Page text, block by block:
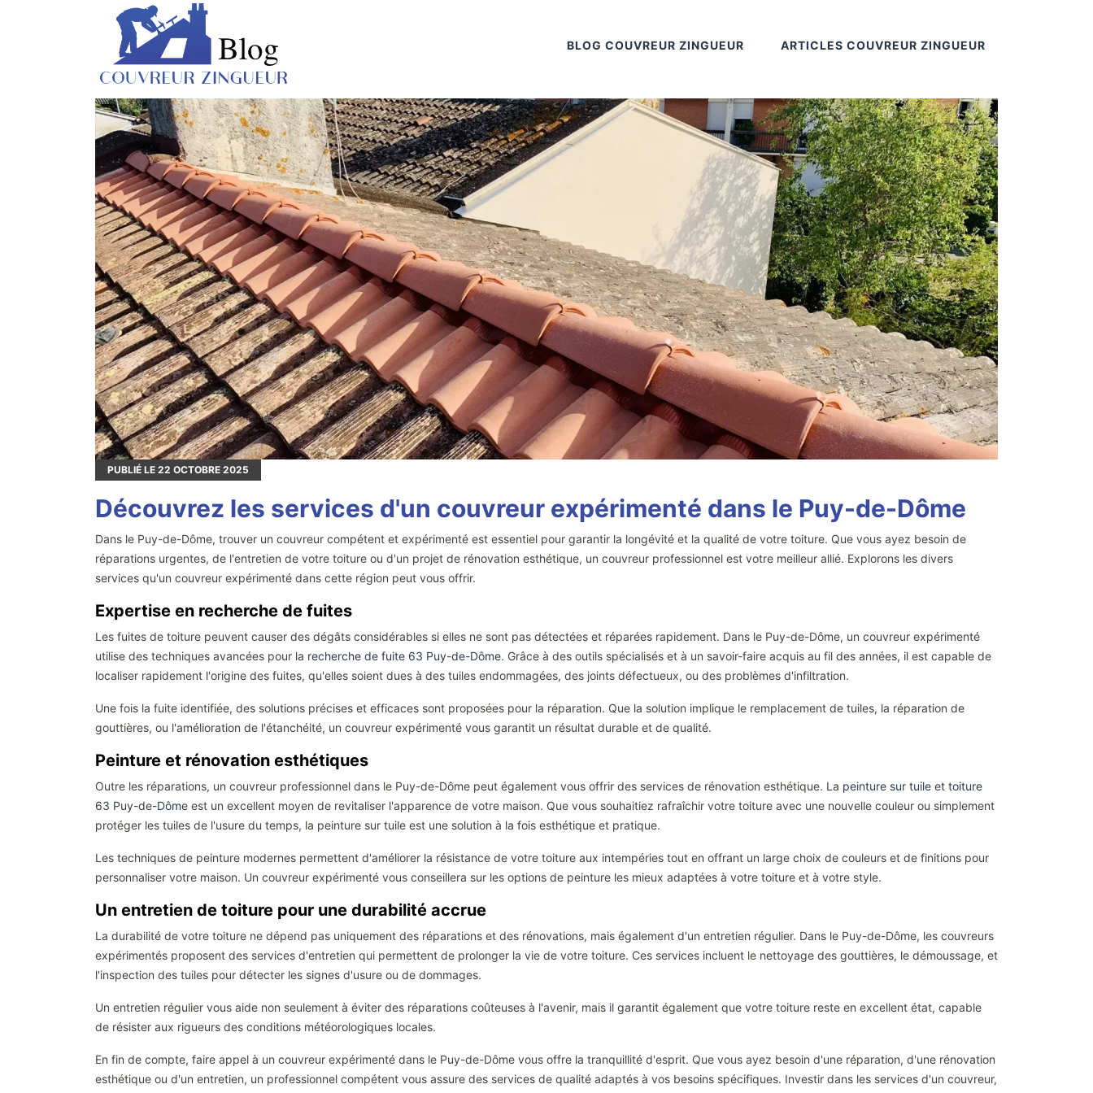
BLOG COUVREUR ZINGUEUR ARTICLES COUVREUR ZINGUEUR
PUBLIÉ LE 22 OCTOBRE 2025
Découvrez les services d'un couvreur expérimenté dans le Puy-de-Dôme
Dans le Puy-de-Dôme, trouver un couvreur compétent et expérimenté est essentiel pour garantir la longévité et la qualité de votre toiture. Que vous ayez besoin de
réparations urgentes, de l'entretien de votre toiture ou d'un projet de rénovation esthétique, un couvreur professionnel est votre meilleur allié. Explorons les divers
services qu'un couvreur expérimenté dans cette région peut vous offrir.
Expertise en recherche de fuites
Les fuites de toiture peuvent causer des dégâts considérables si elles ne sont pas détectées et réparées rapidement. Dans le Puy-de-Dôme, un couvreur expérimenté
utilise des techniques avancées pour la recherche de fuite 63 Puy-de-Dôme. Grâce à des outils spécialisés et à un savoir-faire acquis au fil des années, il est capable de
localiser rapidement l'origine des fuites, qu'elles soient dues à des tuiles endommagées, des joints défectueux, ou des problèmes d'infiltration.
Une fois la fuite identifiée, des solutions précises et efficaces sont proposées pour la réparation. Que la solution implique le remplacement de tuiles, la réparation de
gouttières, ou l'amélioration de l'étanchéité, un couvreur expérimenté vous garantit un résultat durable et de qualité.
Peinture et rénovation esthétiques
Outre les réparations, un couvreur professionnel dans le Puy-de-Dôme peut également vous offrir des services de rénovation esthétique. La peinture sur tuile et toiture
63 Puy-de-Dôme est un excellent moyen de revitaliser l'apparence de votre maison. Que vous souhaitiez rafraîchir votre toiture avec une nouvelle couleur ou simplement
protéger les tuiles de l'usure du temps, la peinture sur tuile est une solution à la fois esthétique et pratique.
Les techniques de peinture modernes permettent d'améliorer la résistance de votre toiture aux intempéries tout en offrant un large choix de couleurs et de finitions pour
personnaliser votre maison. Un couvreur expérimenté vous conseillera sur les options de peinture les mieux adaptées à votre toiture et à votre style.
Un entretien de toiture pour une durabilité accrue
La durabilité de votre toiture ne dépend pas uniquement des réparations et des rénovations, mais également d'un entretien régulier. Dans le Puy-de-Dôme, les couvreurs
expérimentés proposent des services d'entretien qui permettent de prolonger la vie de votre toiture. Ces services incluent le nettoyage des gouttières, le démoussage, et
l'inspection des tuiles pour détecter les signes d'usure ou de dommages.
Un entretien régulier vous aide non seulement à éviter des réparations coûteuses à l'avenir, mais il garantit également que votre toiture reste en excellent état, capable
de résister aux rigueurs des conditions météorologiques locales.
En fin de compte, faire appel à un couvreur expérimenté dans le Puy-de-Dôme vous offre la tranquillité d'esprit. Que vous ayez besoin d'une réparation, d'une rénovation
esthétique ou d'un entretien, un professionnel compétent vous assure des services de qualité adaptés à vos besoins spécifiques. Investir dans les services d'un couvreur,